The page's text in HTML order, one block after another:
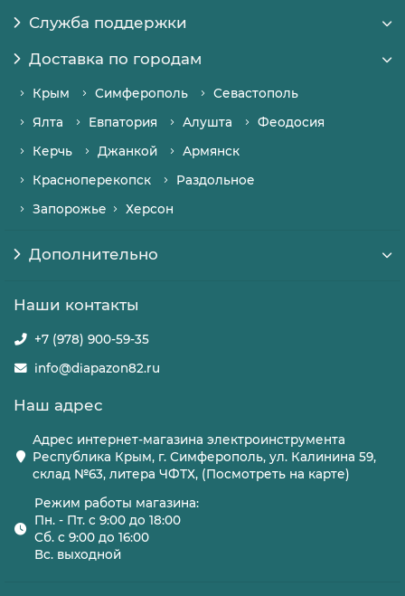
Служба поддержки
Доставка по городам
Крым Симферополь
Севастополь
Ялта
Евпатория Алушта
Феодосия
Керчь
Джанкой
Армянск
Красноперекопск
Раздольное
Запорожье
Херсон
Дополнительно
Наши контакты
+7 (978) 900-59-35
info@diapazon82.ru
Наш адрес
Адрес интернет-магазина электроинструмента
Республика Крым, г. Симферополь, ул. Калинина 59,
склад №63, литера ЧФТХ, (Посмотреть на карте)
Режим работы магазина:
Пн. - Пт. с 9:00 до 18:00
Сб. с 9:00 до 16:00
Вс. выходной